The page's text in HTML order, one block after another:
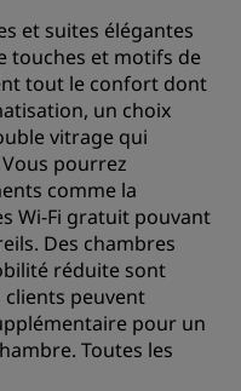
et suites élégantes
touches et motifs de
tout le confort dont
un choix
vitrage qui
pourrez
comme la
Wi-Fi gratuit pouvant
Des chambres
réduite sont
clients peuvent
pour un
Toutes les